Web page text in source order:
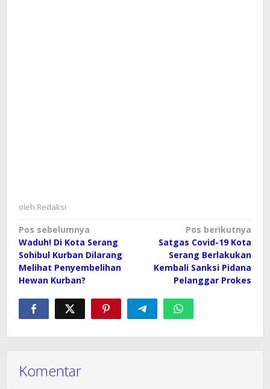
oleh Redaksi
Navigasi
pos
Pos sebelumnya
Waduh! Di Kota Serang
Sohibul Kurban Dilarang
Melihat Penyembelihan
Hewan Kurban?
Pos berikutnya
Satgas Covid-19 Kota
Serang Berlakukan
Kembali Sanksi Pidana
Pelanggar Prokes
Komentar